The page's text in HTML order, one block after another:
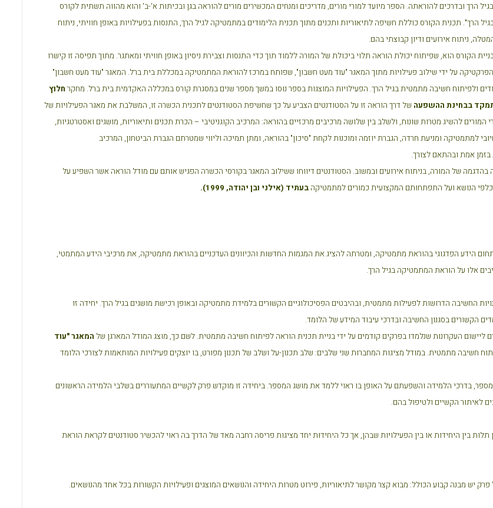
הרך ובדרכים להוראתה. הספר מיועד למורי מורים, מדריכים ומנחים המכשירים מורים להוראה בגן ובכיתות א'-ב' והוא מהווה תשתית לקורס
הרך". תכנית הקורס כוללת חשיפה לתיאוריות ותכנים מתוך תכנית הלימודים במתמטיקה לגיל הרך, התנסות בפעילויות באופן חוויתי, ניתוח
ניתוח אירועים ודיון קבוצתי בהם.
הקורס הוא, שפיתוח יכולת הוראה תלוי ביכולת של המורה ללמוד תוך כדי התנסות וצבירת ניסיון באופן חוויתי ומאתגר. מתוך תפיסה זו קישרו
על ידי שילוב פעילויות מתוך המאגר "עוד מעט חשבון", שפותח במרכז להוראת המתמטיקה במכללת בית ברל. המאגר "עוד מעט חשבון"
ולפיתוח חשיבה מתמטית בגיל הרך. הפעילויות המוצגות בספר נוסו במשך מספר שנים במסגרת קורס במכללה האקדמית בית ברל. מחקר חלוץ
בבחינת ההשפעה של דרך הוראה זו על הסטודנטים הצביע על כך שחשיפת הסטודנטים לתכנית הכשרה זו, המשלבת את מאגר הפעילויות של
להשיג מטרות שונות, ולשלב בין שלושה מרכיבים מרכזיים בהוראה: המרכיב הקוגניטיבי – הכרת תכנים ותיאוריות, מושגים ואסטרטגיות,
למתמטיקה ומניעת חרדה, הגברת יוזמה ומוכנות לקחת "סיכון" בהוראה, ומתן תמיכה וליווי שמטרתם הגברת הביטחון, המרכיב
אמת ובהתאם לצורך.
בהדגמה של המורה, בניתוח אירועים ובמשוב. הסטודנטים דיווחו ששילוב המאגר בקורסי הכשרה הפגיש אותם עם מודל הוראה אשר השפיע על
הנושא ועל התפתחותם המקצועית כמורים למתמטיקה בעתיד (אילני ובן יהודה, 1999 ).
הידע הפדגוגי בהוראת מתמטיקה, ומטרתה להציג את המגמות החדשות והכיוונים העדכניים בהוראת מתמטיקה, את מרכיבי הידע המתמטי,
אלו על הוראת המתמטיקה בגיל הרך.
החשיבה הדרושות לפעילות מתמטית, ובהיבטים הפסיכולוגיים הקשורים בלמידת מתמטיקה ובאופן רכישת מושגים בגיל הרך. יחידה זו
הקשורים בסגנון החשיבה ובדרכי עיבוד המידע של הלומד.
ליישום העקרונות שנלמדו בפרקים קודמים על ידי בניית תכנית הוראה לפיתוח חשיבה מתמטית. לשם כך, מוצג המודל המארגן של המאגר "עוד
חשיבה מתמטית. במודל מציגות המחברות שני שלבים: שלב תכנון-על ושלב של תכנון מפורט, בו יוצקים פעילויות המותאמות לצורכי הלומד
בדרכי הלמידה והשפעתם על האופן בו ראוי ללמד את מושג המספר. ביחידה זו מוקדש פרק לקשיים המתעוררים בשלבי הלמידה הראשונים
לאיתור הקשיים ולטיפול בהם.
תלות בין היחידות או בין הפעילויות שבהן, אך כל היחידות יחד מציגות פריסה רחבה מאד של הדרך בה ראוי להכשיר סטודנטים לקראת הוראת
יש מבנה קבוע הכולל: מבוא קצר מקושר לתיאוריות, פירוט מטרות היחידה והנושאים המוצגים ופעילויות הקשורות בכל אחד מהנושאים.